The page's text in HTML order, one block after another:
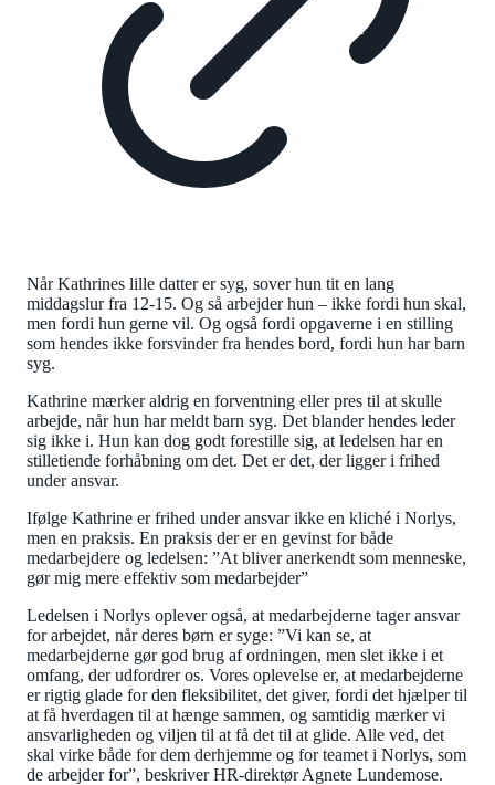
Når Kathrines lille datter er syg, sover hun tit en lang
middagslur fra 12-15. Og så arbejder hun – ikke fordi hun skal,
men fordi hun gerne vil. Og også fordi opgaverne i en stilling
som hendes ikke forsvinder fra hendes bord, fordi hun har barn
syg.
Kathrine mærker aldrig en forventning eller pres til at skulle
arbejde, når hun har meldt barn syg. Det blander hendes leder
sig ikke i. Hun kan dog godt forestille sig, at ledelsen har en
stilletiende forhåbning om det. Det er det, der ligger i frihed
under ansvar.
Ifølge Kathrine er frihed under ansvar ikke en kliché i Norlys,
men en praksis. En praksis der er en gevinst for både
medarbejdere og ledelsen: ”At bliver anerkendt som menneske,
gør mig mere effektiv som medarbejder”
Ledelsen i Norlys oplever også, at medarbejderne tager ansvar
for arbejdet, når deres børn er syge: ”Vi kan se, at
medarbejderne gør god brug af ordningen, men slet ikke i et
omfang, der udfordrer os. Vores oplevelse er, at medarbejderne
er rigtig glade for den fleksibilitet, det giver, fordi det hjælper til
at få hverdagen til at hænge sammen, og samtidig mærker vi
ansvarligheden og viljen til at få det til at glide. Alle ved, det
skal virke både for dem derhjemme og for teamet i Norlys, som
de arbejder for”, beskriver HR-direktør Agnete Lundemose.